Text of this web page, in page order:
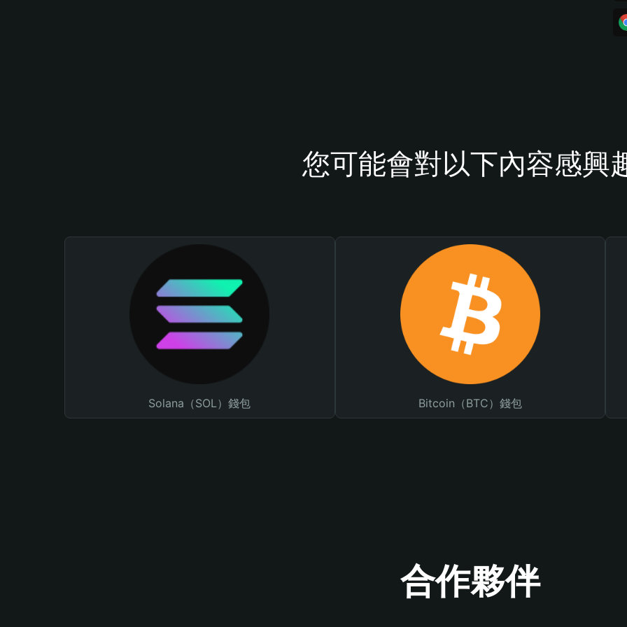
您可能會對以下內容感興
Solana（SOL）錢包 Bitcoin（BTC）錢包
合作夥伴